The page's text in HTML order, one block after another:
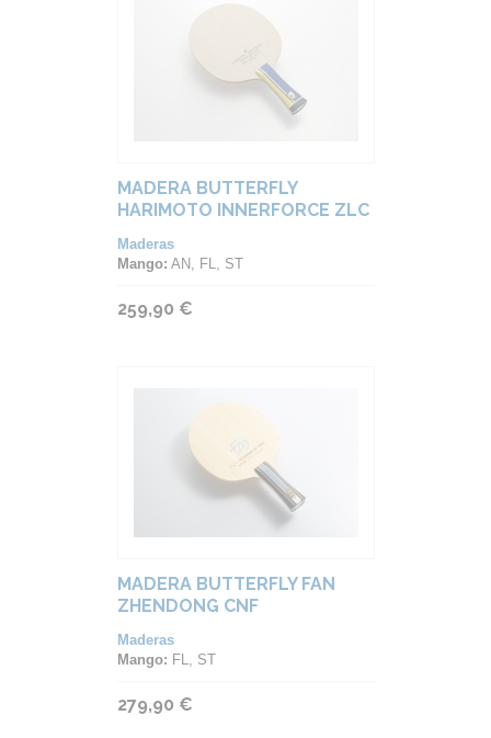
MADERA BUTTERFLY
HARIMOTO INNERFORCE ZLC
Maderas
Mango: AN, FL, ST
259,90 €
MADERA BUTTERFLY FAN
ZHENDONG CNF
Maderas
Mango: FL, ST
279,90 €